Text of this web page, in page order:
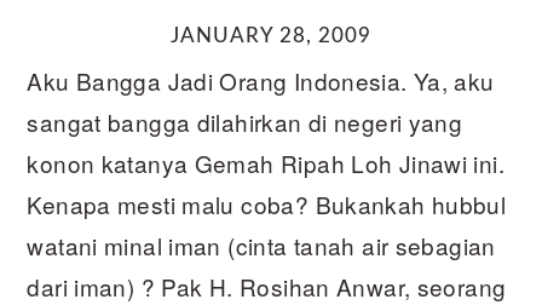
JANUARY 28, 2009
Aku Bangga Jadi Orang Indonesia. Ya, aku
sangat bangga dilahirkan di negeri yang
konon katanya Gemah Ripah Loh Jinawi ini.
Kenapa mesti malu coba? Bukankah hubbul
watani minal iman (cinta tanah air sebagian
dari iman) ? Pak H. Rosihan Anwar, seorang